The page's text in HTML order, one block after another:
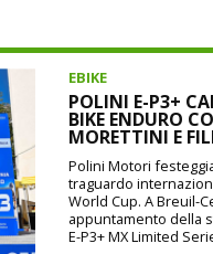
EBIKE
POLINI E-P3+
BIKE ENDURO
MORETTINI E
Polini Motori
traguardo
World Cup. A Breuil-
appuntamento della
E-P3+ MX Limited